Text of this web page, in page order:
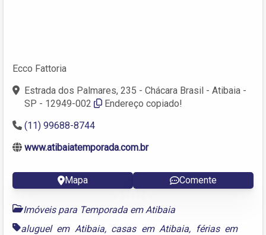
Ecco Fattoria
Estrada dos Palmares, 235 - Chácara Brasil - Atibaia -
SP - 12949-002
Endereço copiado!
(11) 99688-8744
www.atibaiatemporada.com.br
Mapa Comente
Imóveis para Temporada em Atibaia
aluguel em Atibaia, casas em Atibaia, férias em